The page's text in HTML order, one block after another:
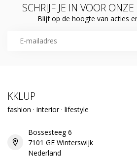
SCHRIJF JE IN VOOR
Blijf op de hoogte van acties
KKLUP
fashion · interior · lifestyle
Bossesteeg 6
7101 GE Winterswijk
Nederland